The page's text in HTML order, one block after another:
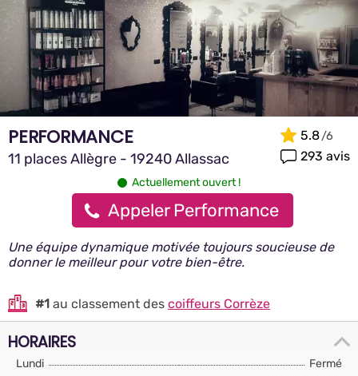
PERFORMANCE
11 places Allègre - 19240 Allassac
5.8
293 avis
Actuellement ouvert !
Appeler Performance
Une équipe dynamique motivée toujours soucieuse de
donner le meilleur pour votre bien-être.
#1 au classement des coiffeurs Corrèze
HORAIRES
Lundi
Fermé